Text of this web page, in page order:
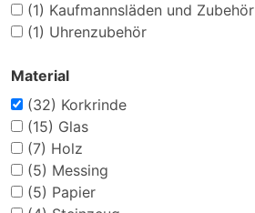
(1) Kaufmannsläden und Zubehör
(1) Uhrenzubehör
Material
(32) Korkrinde
(15) Glas
(7) Holz
(5) Messing
(5) Papier